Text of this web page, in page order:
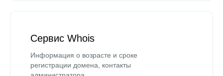
Сервис Whois
Информация о возрасте и сроке
регистрации домена, контакты